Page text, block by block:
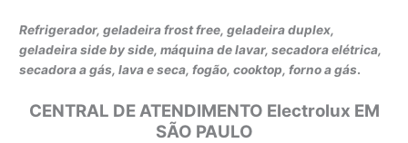
Refrigerador, geladeira frost free, geladeira duplex,
geladeira side by side,máquina de lavar,secadora elétrica,
secadora a gás, lava e seca,fogão, cooktop, forno a gás.
CENTRAL DE ATENDIMENTO Electrolux EM
SÃO PAULO